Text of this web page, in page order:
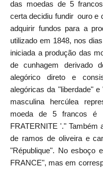
das moedas de 5
certa decidiu fundir ouro e
adquirir fundos para a
utilizado em 1848, nos
iniciada a produção das
de cunhagem derivado
alegórico direto e
alegóricas da "liberdade"
masculina hercúlea
moeda de 5 francos é
FRATERNITE '." Também
de ramos de oliveira e
"République". No esboço
FRANCE", mas em